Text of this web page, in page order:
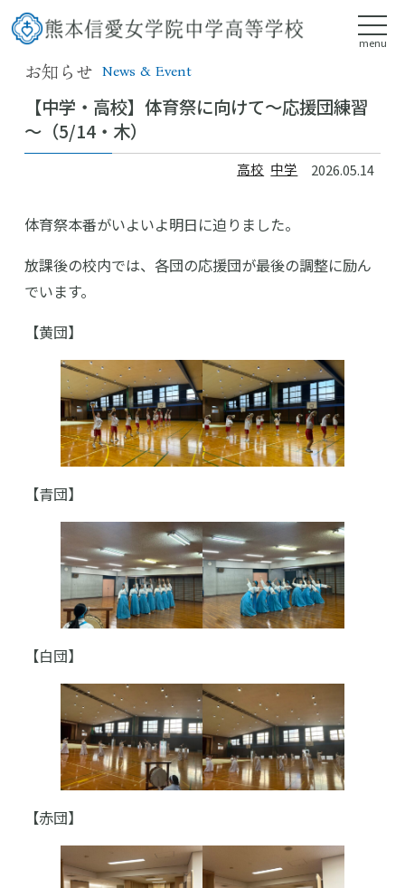
お知らせ News & Event
【中学・高校】体育祭に向けて～応援団練習
～（5/14・木）
高校 中学 2026.05.14
体育祭本番がいよいよ明日に迫りました。
放課後の校内では、各団の応援団が最後の調整に励ん
でいます。
【黄団】
【青団】
【白団】
【赤団】
menu